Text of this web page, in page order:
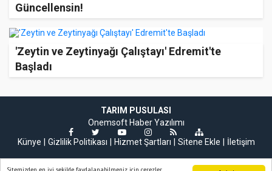
Güncellensin!
'Zeytin ve Zeytinyağı Çalıştayı' Edremit'te
Başladı
TARIM PUSULASI
Onemsoft Haber Yazılımı
Künye
Gizlilik Politikası Hizmet Şartları Sitene Ekle İletişim